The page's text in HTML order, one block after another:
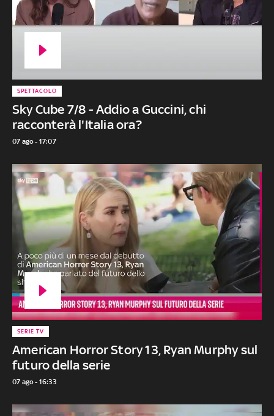
Sky Cube 7/8 - Addio a Guccini, chi
racconterà l'Italia ora?
SPETTACOLO
07 ago - 17:07
American Horror Story 13, Ryan Murphy sul
futuro della serie
SERIE TV
07 ago - 16:33